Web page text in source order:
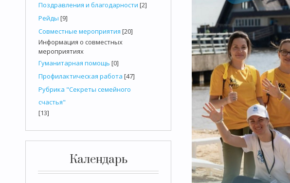
Поздравления и благодарности [2]
Рейды [9]
Совместные мероприятия [20]
Информация о совместных
мероприятиях
Гуманитарная помощь [0]
Профилактическая работа [47]
Рубрика "Секреты семейного
счастья"
[13]
Календарь